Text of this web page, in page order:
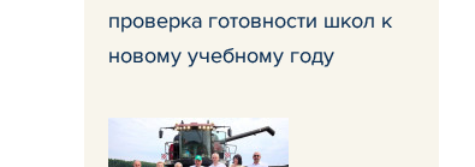
проверка готовности школ к
новому учебному году